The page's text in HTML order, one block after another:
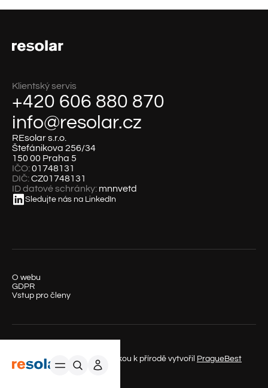
Klientský servis
+420 606 880 870
info@resolar.cz
REsolar s.r.o.
Štefánikova 256/34
150 00 Praha 5
IČO:01748131
DIČ:CZ01748131
ID datové schránky: mnnvetd
Sledujte nás na LinkedIn
© REsolar s.r.o. 2025 – S láskou k přírodě vytvořil PragueBest
O webu
GDPR
Vstup pro členy